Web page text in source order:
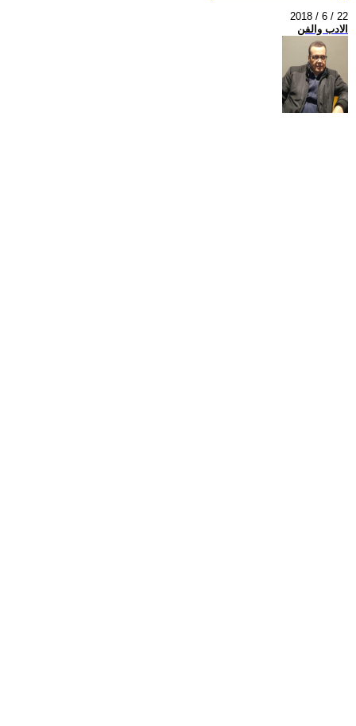
2018 / 6 / 22
الادب والفن